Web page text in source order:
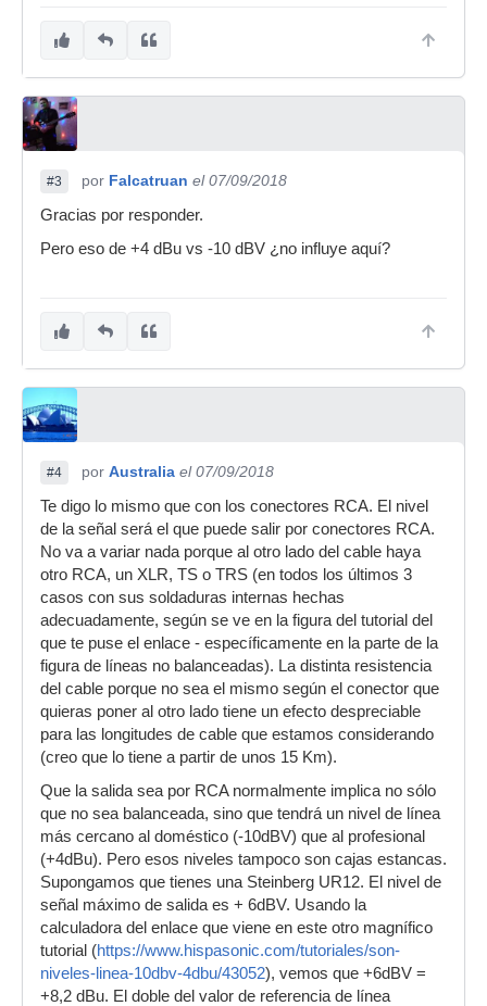
#3 por Falcatruan el 07/09/2018
Gracias por responder.
Pero eso de +4 dBu vs -10 dBV ¿no influye aquí?
#4 por Australia el 07/09/2018
Te digo lo mismo que con los conectores RCA. El nivel
de la señal será el que puede salir por conectores RCA.
No va a variar nada porque al otro lado del cable haya
otro RCA, un XLR, TS o TRS (en todos los últimos 3
casos con sus soldaduras internas hechas
adecuadamente, según se ve en la figura del tutorial del
que te puse el enlace - específicamente en la parte de la
figura de líneas no balanceadas). La distinta resistencia
del cable porque no sea el mismo según el conector que
quieras poner al otro lado tiene un efecto despreciable
para las longitudes de cable que estamos considerando
(creo que lo tiene a partir de unos 15 Km).
Que la salida sea por RCA normalmente implica no sólo
que no sea balanceada, sino que tendrá un nivel de línea
más cercano al doméstico (-10dBV) que al profesional
(+4dBu). Pero esos niveles tampoco son cajas estancas.
Supongamos que tienes una Steinberg UR12. El nivel de
señal máximo de salida es + 6dBV. Usando la
calculadora del enlace que viene en este otro magnífico
tutorial (https://www.hispasonic.com/tutoriales/son-
niveles-linea-10dbv-4dbu/43052), vemos que +6dBV =
+8,2 dBu. El doble del valor de referencia de línea